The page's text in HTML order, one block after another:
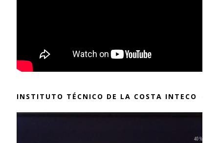
INSTITUTO TÉCNICO DE LA COSTA INTECO